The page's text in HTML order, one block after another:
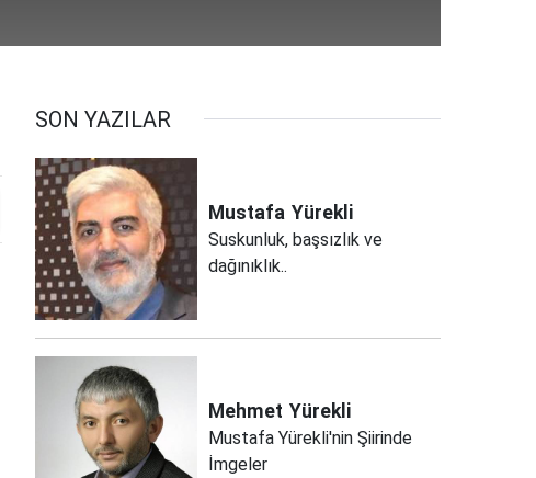
SON YAZILAR
Mustafa Yürekli
Suskunluk, başsızlık ve
dağınıklık..
Mehmet Yürekli
Mustafa Yürekli'nin Şiirinde
İmgeler